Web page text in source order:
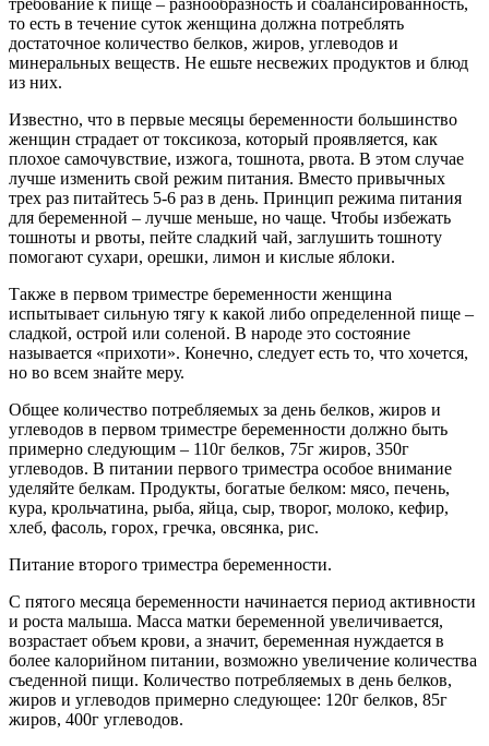
требование к пище – разнообразность и сбалансированность,
то есть в течение суток женщина должна потреблять
достаточное количество белков, жиров, углеводов и
минеральных веществ. Не ешьте несвежих продуктов и блюд
из них.
Известно, что в первые месяцы беременности большинство
женщин страдает от токсикоза, который проявляется, как
плохое самочувствие, изжога, тошнота, рвота. В этом случае
лучше изменить свой режим питания. Вместо привычных
трех раз питайтесь 5-6 раз в день. Принцип режима питания
для беременной – лучше меньше, но чаще. Чтобы избежать
тошноты и рвоты, пейте сладкий чай, заглушить тошноту
помогают сухари, орешки, лимон и кислые яблоки.
Также в первом триместре беременности женщина
испытывает сильную тягу к какой либо определенной пище –
сладкой, острой или соленой. В народе это состояние
называется «прихоти». Конечно, следует есть то, что хочется,
но во всем знайте меру.
Общее количество потребляемых за день белков, жиров и
углеводов в первом триместре беременности должно быть
примерно следующим – 110г белков, 75г жиров, 350г
углеводов. В питании первого триместра особое внимание
уделяйте белкам. Продукты, богатые белком: мясо, печень,
кура, крольчатина, рыба, яйца, сыр, творог, молоко, кефир,
хлеб, фасоль, горох, гречка, овсянка, рис.
Питание второго триместра беременности.
С пятого месяца беременности начинается период активности
и роста малыша. Масса матки беременной увеличивается,
возрастает объем крови, а значит, беременная нуждается в
более калорийном питании, возможно увеличение количества
съеденной пищи. Количество потребляемых в день белков,
жиров и углеводов примерно следующее: 120г белков, 85г
жиров, 400г углеводов.